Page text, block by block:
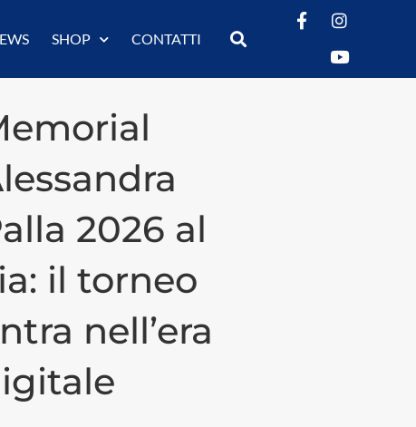
SHOP CONTATTI
2026 al
il torneo
nell’era